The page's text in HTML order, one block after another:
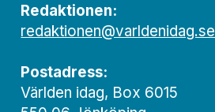
Redaktionen:
redaktionen@varldenidag.se
Postadress:
Världen idag, Box 6015